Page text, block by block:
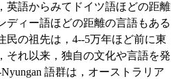
英語からみてドイツ語ほどの距離
ディー語ほどの距離の言語もある
民の祖先は，4--5万年ほど前に東
それ以来，独自の文化や言語を発
語群は，オーストラリア